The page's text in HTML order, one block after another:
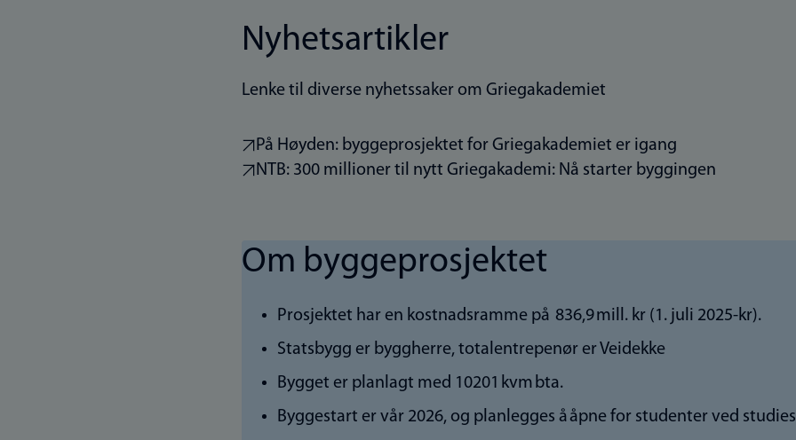
Nyhetsartikler
Lenke til diverse nyhetssaker om Griegakademiet
På Høyden: byggeprosjektet for Griegakademiet er igang
NTB: 300 millioner til nytt Griegakademi: Nå starter byggingen
Om byggeprosjektet
Prosjektet har en kostnadsramme på 836,9 mill. kr (1. juli 2025-kr).
Statsbygg er byggherre, totalentrepenør er Veidekke
Bygget er planlagt med 10201 kvm bta.
Byggestart er vår 2026, og planlegges å åpne for studenter ved